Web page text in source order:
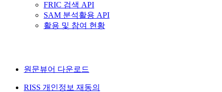
FRIC 검색 API
SAM 분석활용 API
활용 및 참여 현황
원문뷰어 다운로드
RISS 개인정보 재동의